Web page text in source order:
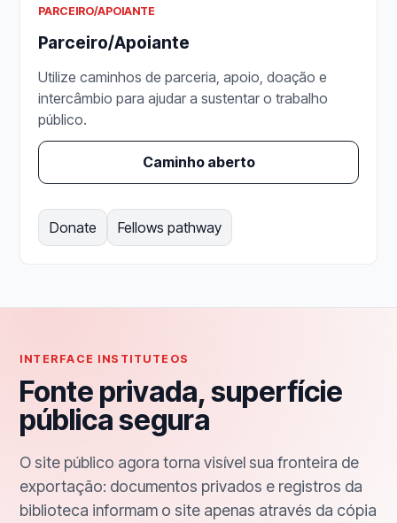
PARCEIRO/APOIANTE
Parceiro/Apoiante
Utilize caminhos de parceria, apoio, doação e
intercâmbio para ajudar a sustentar o trabalho
público.
Caminho aberto
Donate Fellows pathway
INTERFACE INSTITUTEOS
Fonte privada, superfície
pública segura
O site público agora torna visível sua fronteira de
exportação: documentos privados e registros da
biblioteca informam o site apenas através da cópia